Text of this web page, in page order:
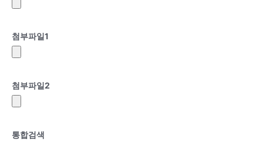
첨부파일1
첨부파일2
통합검색